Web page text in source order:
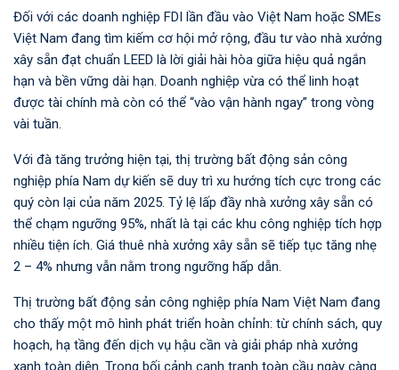
Đối với các doanh nghiệp FDI lần đầu vào Việt Nam hoặc SMEs
Việt Nam đang tìm kiếm cơ hội mở rộng, đầu tư vào nhà xưởng
xây sẵn đạt chuẩn LEED là lời giải hài hòa giữa hiệu quả ngắn
hạn và bền vững dài hạn. Doanh nghiệp vừa có thể linh hoạt
được tài chính mà còn có thể “vào vận hành ngay” trong vòng
vài tuần.
Với đà tăng trưởng hiện tại, thị trường bất động sản công
nghiệp phía Nam dự kiến sẽ duy trì xu hướng tích cực trong các
quý còn lại của năm 2025. Tỷ lệ lấp đầy nhà xưởng xây sẵn có
thể chạm ngưỡng 95%, nhất là tại các khu công nghiệp tích hợp
nhiều tiện ích. Giá thuê nhà xưởng xây sẵn sẽ tiếp tục tăng nhẹ
2 – 4% nhưng vẫn nằm trong ngưỡng hấp dẫn.
Thị trường bất động sản công nghiệp phía Nam Việt Nam đang
cho thấy một mô hình phát triển hoàn chỉnh: từ chính sách, quy
hoạch, hạ tầng đến dịch vụ hậu cần và giải pháp nhà xưởng
xanh toàn diện. Trong bối cảnh cạnh tranh toàn cầu ngày càng